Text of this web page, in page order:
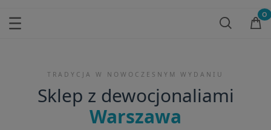
TRADYCJA W NOWOCZESNYM WYDANIU
Sklep z dewocjonaliami
Warszawa